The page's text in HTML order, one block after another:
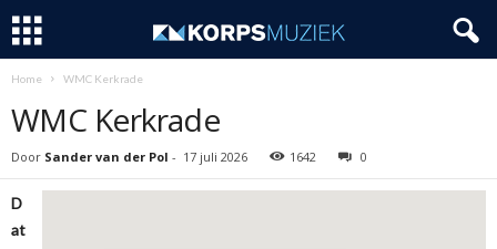
Home WMC Kerkrade
WMC Kerkrade
Door Sander van der Pol - 17 juli 2026 1642 0
D
at